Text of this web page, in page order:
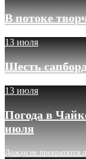
В потоке
13 июля
Шесть
13 июля
Погода в
июля
Дожди не прекратятся